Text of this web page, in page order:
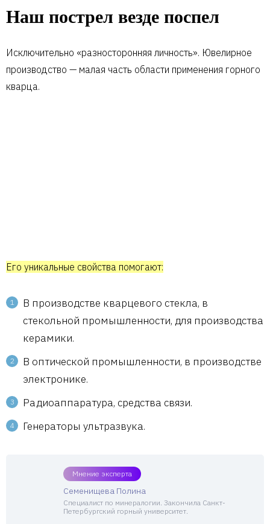
Наш пострел везде поспел
Исключительно «разносторонняя личность». Ювелирное
производство — малая часть области применения горного
кварца.
Его уникальные свойства помогают:
В производстве кварцевого стекла, в
стекольной промышленности, для производства
керамики.
В оптической промышленности, в производстве
электронике.
Радиоаппаратура, средства связи.
Генераторы ультразвука.
Мнение эксперта
Семенищева Полина
Специалист по минералогии. Закончила Санкт-
Петербургский горный университет.